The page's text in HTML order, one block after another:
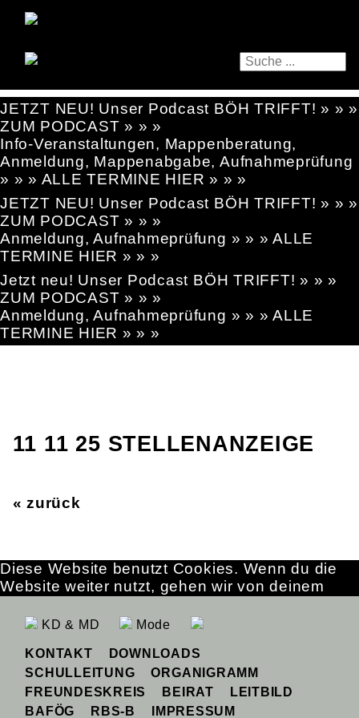
JETZT NEU! Unser Podcast BÖH TRIFFT! » » »
ZUM PODCAST » » »
Info-Veranstaltungen, Mappenberatung,
Anmeldung, Mappenabgabe, Aufnahmeprüfung
» » » ALLE TERMINE HIER » » »
JETZT NEU! Unser Podcast BÖH TRIFFT! » » »
ZUM PODCAST » » »
Anmeldung, Aufnahmeprüfung » » » ALLE
TERMINE HIER » » »
Jetzt neu! Unser Podcast BÖH TRIFFT! » » »
ZUM PODCAST » » »
Anmeldung, Aufnahmeprüfung » » » ALLE
TERMINE HIER » » »
11 11 25 STELLENANZEIGE
« zurück
KD & MD Mode
KONTAKT
DOWNLOADS
SCHULLEITUNG
ORGANIGRAMM
FREUNDESKREIS
BEIRAT
LEITBILD
BAFÖG
RBS-B IMPRESSUM
Diese Website benutzt Cookies. Wenn du die
Website weiter nutzt, gehen wir von deinem